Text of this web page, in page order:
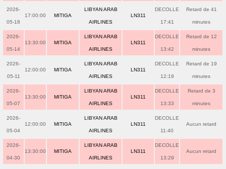
2026-
05-18
17:00:00 MITIGA
LIBYAN ARAB
AIRLINES
LN311
DECOLLE
17:41
Retard de 41
minutes
2026-
05-14
13:30:00 MITIGA
LIBYAN ARAB
AIRLINES
LN311
DECOLLE
13:42
Retard de 12
minutes
2026-
05-11
12:00:00 MITIGA
LIBYAN ARAB
AIRLINES
LN311
DECOLLE
12:19
Retard de 19
minutes
2026-
05-07
13:30:00 MITIGA
LIBYAN ARAB
AIRLINES
LN311
DECOLLE
13:33
Retard de 3
minutes
2026-
05-04
12:00:00 MITIGA
LIBYAN ARAB
AIRLINES
LN311
DECOLLE
11:40
Aucun retard
2026-
04-30
13:30:00 MITIGA
LIBYAN ARAB
AIRLINES
LN311
DECOLLE
13:29
Aucun retard